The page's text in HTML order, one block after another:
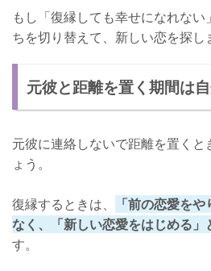
もし「復縁しても幸せになれな
ちを切り替えて、新しい恋を探し
元彼と距離を置く期間は
元彼に連絡しないで距離を置く
ょう。
復縁するときは、
「前の恋愛を
なく、「新しい恋愛をはじめる」
す。